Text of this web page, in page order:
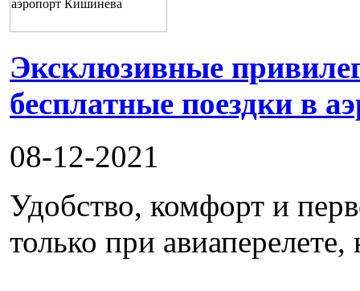
Эксклюзивные
бесплатные поездки в
08-12-2021
Удобство, комфорт и
только при